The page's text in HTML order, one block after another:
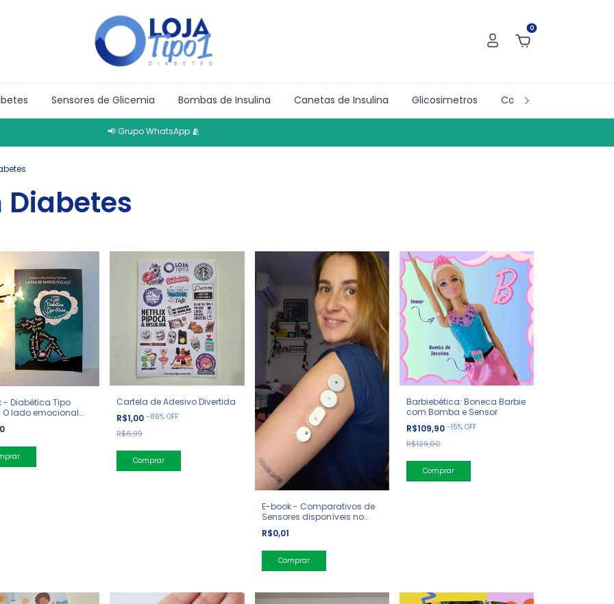
0
Sensores de Glicemia Bombas de Insulina Canetas de Insulina Glicosimetros Collab´s
📢 Grupo WhatsApp 🫂
- Diabética Tipo
O lado emocional
ser falado
Cartela de Adesivo Divertida
R$1,00-86%OFF
R$6,99
E-book - Comparativos de
Sensores disponíveis no
Brasil
R$0,01
Barbiebética: Boneca Barbie
com Bomba e Sensor
R$109,90 -15% OFF
R$129,00